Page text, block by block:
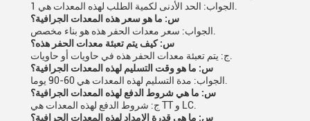
س: ما هو سعر هذه المعدات الجرافية؟
س: كيف يتم تعبئة معدات الحفر هذه؟
س: ما هو وقت التسليم لهذه المعدات الجرافية؟
س: ما هي شروط الدفع لهذه المعدات الجرافية؟
ج: شروط الدفع لهذه المعدات هي TT و LC.
س: ما هي قدرة الإمداد لهذه المعدات الجرافية؟